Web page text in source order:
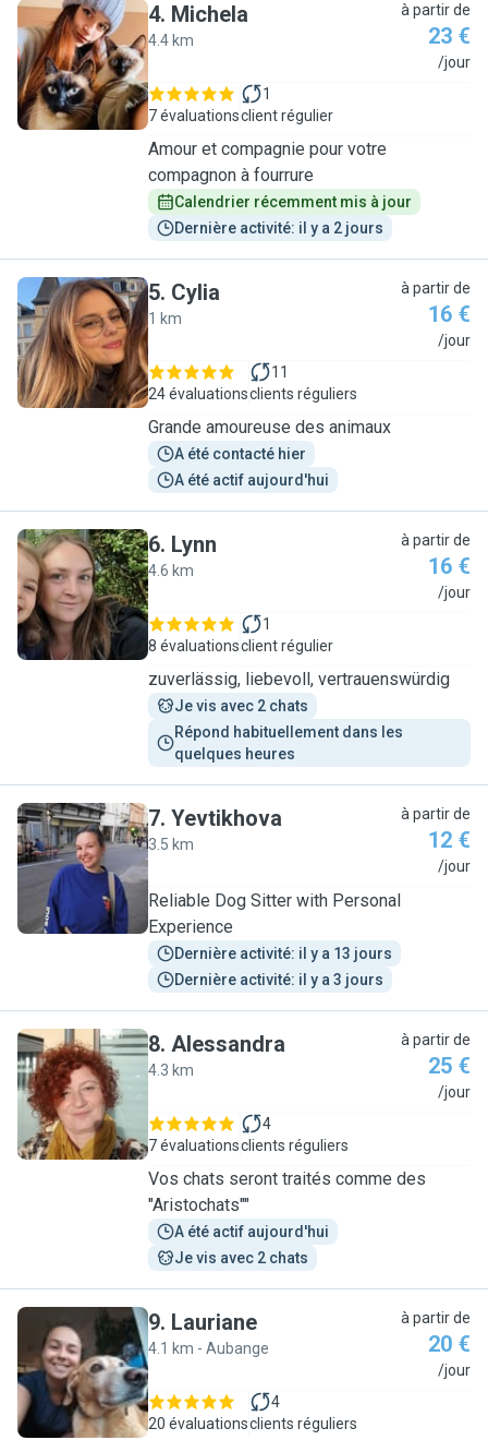
M
4. Michela
4.4 km
à partir de
23 €
/jour
7 évaluations
1
client régulier
Amour et compagnie pour votre
compagnon à fourrure
Calendrier récemment mis à jour
Dernière activité: il y a 2 jours
C
5. Cylia
1 km
à partir de
16 €
/jour
24 évaluations
11
clients réguliers
Grande amoureuse des animaux
A été contacté hier
A été actif aujourd'hui
L
6. Lynn
4.6 km
à partir de
16 €
/jour
8 évaluations
1
client régulier
zuverlässig, liebevoll, vertrauenswürdig
Je vis avec 2 chats
Répond habituellement dans les
quelques heures
Y
7. Yevtikhova
3.5 km
à partir de
12 €
/jour
Reliable Dog Sitter with Personal
Experience
Dernière activité: il y a 13 jours
Dernière activité: il y a 3 jours
A
8. Alessandra
4.3 km
à partir de
25 €
/jour
7 évaluations
4
clients réguliers
Vos chats seront traités comme des
"Aristochats""
A été actif aujourd'hui
Je vis avec 2 chats
L
9. Lauriane
4.1 km - Aubange
à partir de
20 €
/jour
20 évaluations
4
clients réguliers